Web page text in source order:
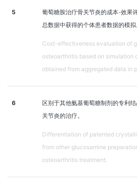
5
葡萄糖胺治疗骨关节炎的成本-效果
总数据中获得的个体患者数据的模拟
Cost-effectiveness evaluation of
osteoarthritis based on simulation
obtained from aggregated data in
6
区别于其他氨基葡萄糖制剂的专利
关节炎的治疗。
Differentiation of patented
from other glucosamine
osteoarthritis treatment.